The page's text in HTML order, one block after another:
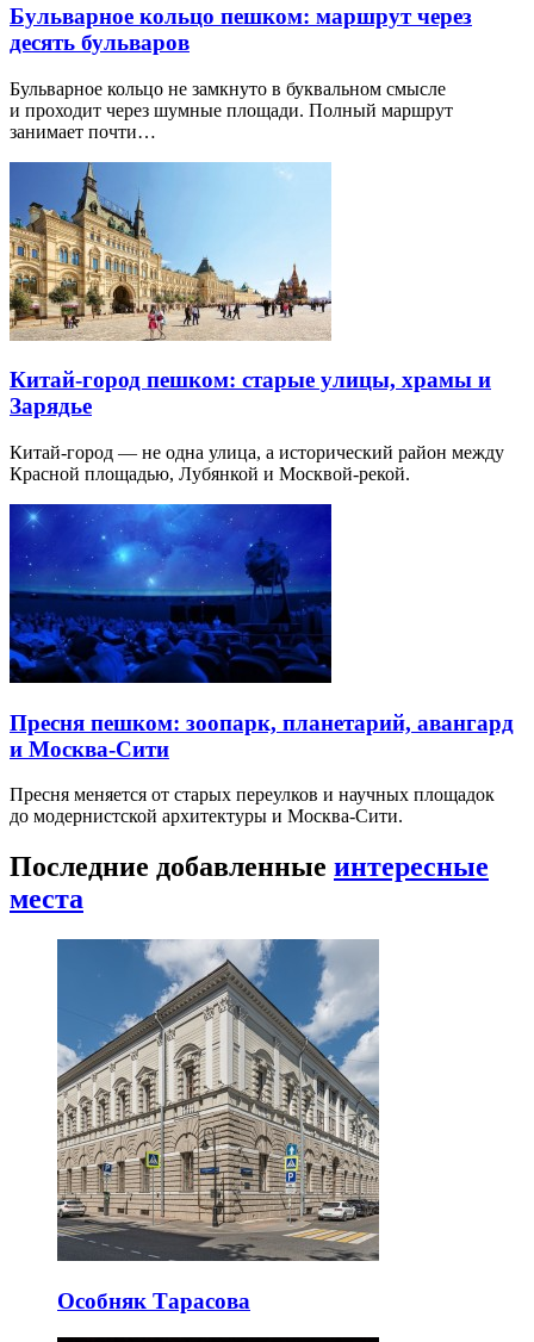
Бульварное кольцо пешком: маршрут через
десять бульваров
Бульварное кольцо не замкнуто в буквальном смысле
и проходит через шумные площади. Полный маршрут
занимает почти…
Китай-город пешком: старые улицы, храмы и
Зарядье
Китай-город — не одна улица, а исторический район между
Красной площадью, Лубянкой и Москвой-рекой.
Пресня пешком: зоопарк, планетарий, авангард
и Москва-Сити
Пресня меняется от старых переулков и научных площадок
до модернистской архитектуры и Москва-Сити.
Последние добавленные интересные
места
Особняк Тарасова